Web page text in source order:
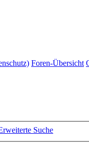
Foren-Übersicht
Suche